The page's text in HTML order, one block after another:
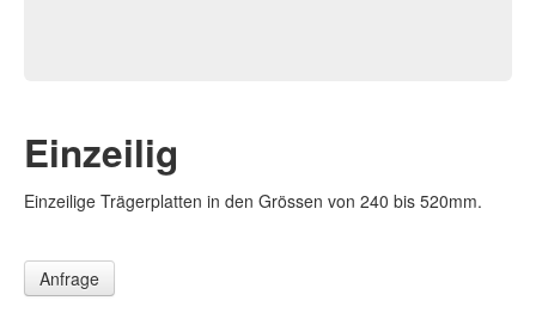
Einzeilig
Einzeilige Trägerplatten in den Grössen von 240 bis 520mm.
Anfrage